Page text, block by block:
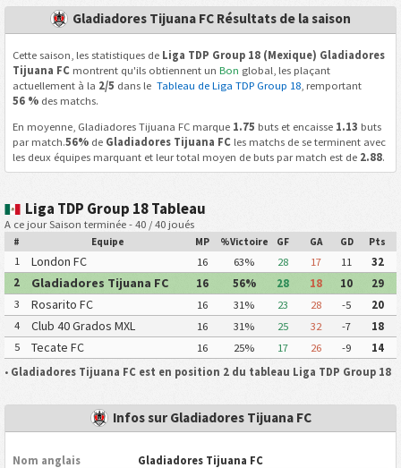
Gladiadores Tijuana FC Résultats de la saison
Cette saison, les statistiques de Liga TDP Group 18 (Mexique) Gladiadores
Tijuana FCmontrent qu'ils obtiennent un Bon global, les plaçant
actuellement à la 2/5 dans le Tableau de Liga TDP Group 18, remportant
56 %des matchs.
En moyenne, Gladiadores Tijuana FC marque 1.75 buts et encaisse 1.13 buts
par match.56%de Gladiadores Tijuana FCles matchs de se terminent avec
les deux équipes marquant et leur total moyen de buts par match est de 2.88.
Liga TDP Group 18 Tableau
A ce jour Saison terminée - 40 / 40 joués
# Equipe MP %Victoire GF GA GD Pts
1 London FC 16 63% 28 17 11
32
2
Gladiadores Tijuana FC 16 56% 28 18 10
29
3
Rosarito FC 16 31% 23 28 -5
20
4
Club 40 Grados MXL 16 31% 25 32 -7
18
5
Tecate FC 16 25% 17 26 -9
14
• Gladiadores Tijuana FC est en position 2 du tableau Liga TDP Group 18
Infos sur Gladiadores Tijuana FC
Nom anglais Gladiadores Tijuana FC